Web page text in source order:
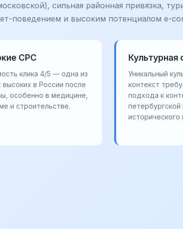
сильная районная привязка,
поведением и высоким потенциалом e-
CPC
клика 4/5 — одна из
высоких в России после
особенно в медицине,
и строительстве.
Культурная
Уникальный
контекст
подхода к
петербургской
исторического